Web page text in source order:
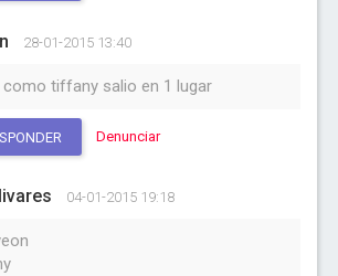
28-01-2015 13:40
como tiffany salio en 1 lugar
Denunciar
04-01-2015 19:18